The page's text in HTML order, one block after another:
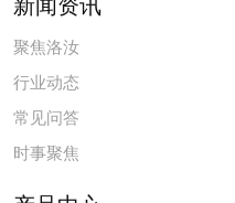
新闻资讯
聚焦洛汝
行业动态
常见问答
时事聚焦